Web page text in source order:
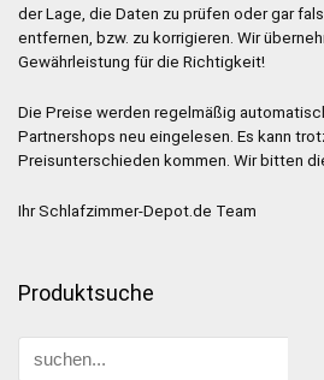
der Lage, die Daten zu prüfen oder gar
entfernen, bzw. zu korrigieren. Wir
Gewährleistung für die Richtigkeit!
Die Preise werden regelmäßig
Partnershops neu eingelesen. Es kann
Preisunterschieden kommen. Wir bitten
Ihr Schlafzimmer-Depot.de Team
Produktsuche